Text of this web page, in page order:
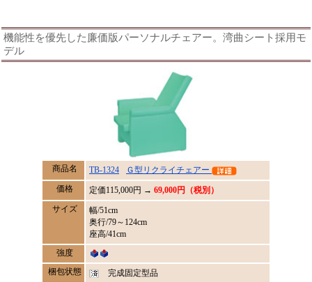
機能性を優先した廉価版パーソナルチェアー。湾曲シート採用モ
デル
商品名 TB-1324
Ｇ型リクライチェアー
価格
定価115,000円 → 69,000円（税別）
サイズ
幅/51cm
奥行/79～124cm
座高/41cm
強度
梱包状態
完成固定型品